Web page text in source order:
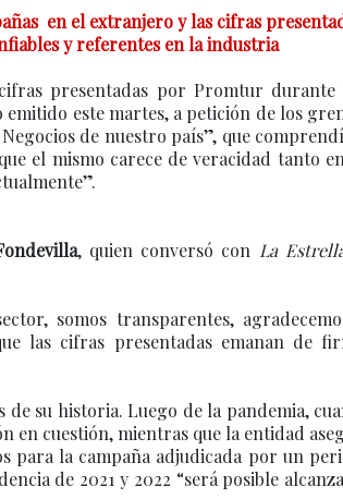
en el extranjero y las cifras
y referentes en la industria
presentadas por Promtur durante
este martes, a petición de los
de nuestro país”, que
el mismo carece de veracidad tanto
, quien conversó con La
somos transparentes,
las cifras presentadas emanan de
su historia. Luego de la pandemia,
cuestión, mientras que la entidad
para la campaña adjudicada por un
de 2021 y 2022 “será posible